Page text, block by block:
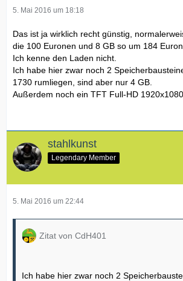
5. Mai 2016 um 18:18
Das ist ja wirklich recht günstig,
die 100 Euronen und 8 GB so um 184
Ich kenne den Laden nicht.
Ich habe hier zwar noch 2
1730 rumliegen, sind aber nur 4 GB.
Außerdem noch ein TFT Full-HD
stahlkunst
Legendary Member
5. Mai 2016 um 22:44
Zitat von CdH401
Ich habe hier zwar noch 2